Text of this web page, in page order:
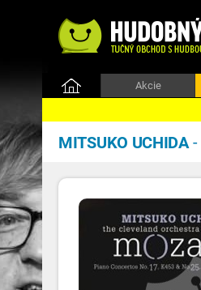
Akcie
MITSUKO UCHIDA-